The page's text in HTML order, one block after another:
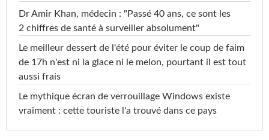
Dr Amir Khan, médecin : "Passé 40 ans, ce sont les
2 chiffres de santé à surveiller absolument"
Le meilleur dessert de l'été pour éviter le coup de faim
de 17h n'est ni la glace ni le melon, pourtant il est tout
aussi frais
Le mythique écran de verrouillage Windows existe
vraiment : cette touriste l'a trouvé dans ce pays